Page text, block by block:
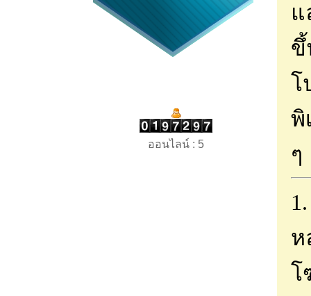
ออนไลน์ : 5
แ
ขึ้
โ
พิ
ๆ
ห
โ